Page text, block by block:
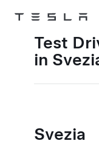
Tesla
Test
in
Svezia